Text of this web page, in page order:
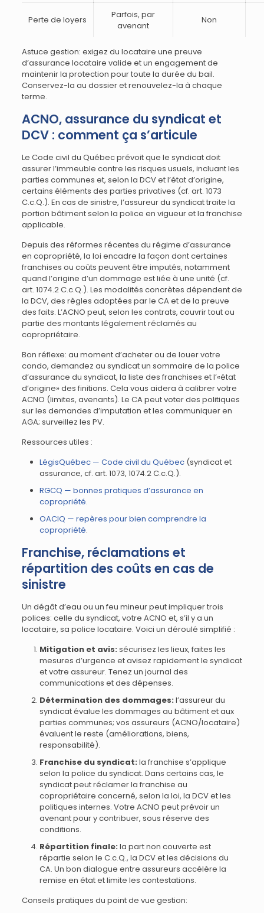
Perte de loyers
Parfois, par
avenant
Non
Astuce gestion: exigez du locataire une preuve
d’assurance locataire valide et un engagement de
maintenir la protection pour toute la durée du bail.
Conservez-la au dossier et renouvelez-la à chaque
terme.
ACNO, assurance du syndicat et
DCV : comment ça s’articule
Le Code civil du Québec prévoit que le syndicat doit
assurer l’immeuble contre les risques usuels, incluant les
parties communes et, selon la DCV et l’état d’origine,
certains éléments des parties privatives (cf. art. 1073
C.c.Q.). En cas de sinistre, l’assureur du syndicat traite la
portion bâtiment selon la police en vigueur et la franchise
applicable.
Depuis des réformes récentes du régime d’assurance
en copropriété, la loi encadre la façon dont certaines
franchises ou coûts peuvent être imputés, notamment
quand l’origine d’un dommage est liée à une unité (cf.
art. 1074.2 C.c.Q.). Les modalités concrètes dépendent de
la DCV, des règles adoptées par le CA et de la preuve
des faits. L’ACNO peut, selon les contrats, couvrir tout ou
partie des montants légalement réclamés au
copropriétaire.
Bon réflexe: au moment d’acheter ou de louer votre
condo, demandez au syndicat un sommaire de la police
d’assurance du syndicat, la liste des franchises et l’«état
d’origine» des finitions. Cela vous aidera à calibrer votre
ACNO (limites, avenants). Le CA peut voter des politiques
sur les demandes d’imputation et les communiquer en
AGA; surveillez les PV.
Ressources utiles :
LégisQuébec — Code civil du Québec(syndicat et
assurance, cf. art. 1073, 1074.2 C.c.Q.).
RGCQ — bonnes pratiques d’assurance en
copropriété.
OACIQ — repères pour bien comprendre la
copropriété.
Franchise, réclamations et
répartition des coûts en cas de
sinistre
Un dégât d’eau ou un feu mineur peut impliquer trois
polices: celle du syndicat, votre ACNO et, s’il y a un
locataire, sa police locataire. Voici un déroulé simplifié :
Mitigation et avis:sécurisez les lieux, faites les
mesures d’urgence et avisez rapidement le syndicat
et votre assureur. Tenez un journal des
communications et des dépenses.
Détermination des dommages:l’assureur du
syndicat évalue les dommages au bâtiment et aux
parties communes; vos assureurs (ACNO/locataire)
évaluent le reste (améliorations, biens,
responsabilité).
Franchise du syndicat:la franchise s’applique
selon la police du syndicat. Dans certains cas, le
syndicat peut réclamer la franchise au
copropriétaire concerné, selon la loi, la DCV et les
politiques internes. Votre ACNO peut prévoir un
avenant pour y contribuer, sous réserve des
conditions.
Répartition finale:la part non couverte est
répartie selon le C.c.Q., la DCV et les décisions du
CA. Un bon dialogue entre assureurs accélère la
remise en état et limite les contestations.
Conseils pratiques du point de vue gestion: